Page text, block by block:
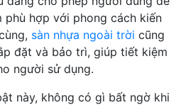
phù hợp với phong cách kiến
sàn nhựa ngoài trời cũng
đặt và bảo trì, giúp tiết kiệm
người sử dụng.
này, không có gì bất ngờ khi